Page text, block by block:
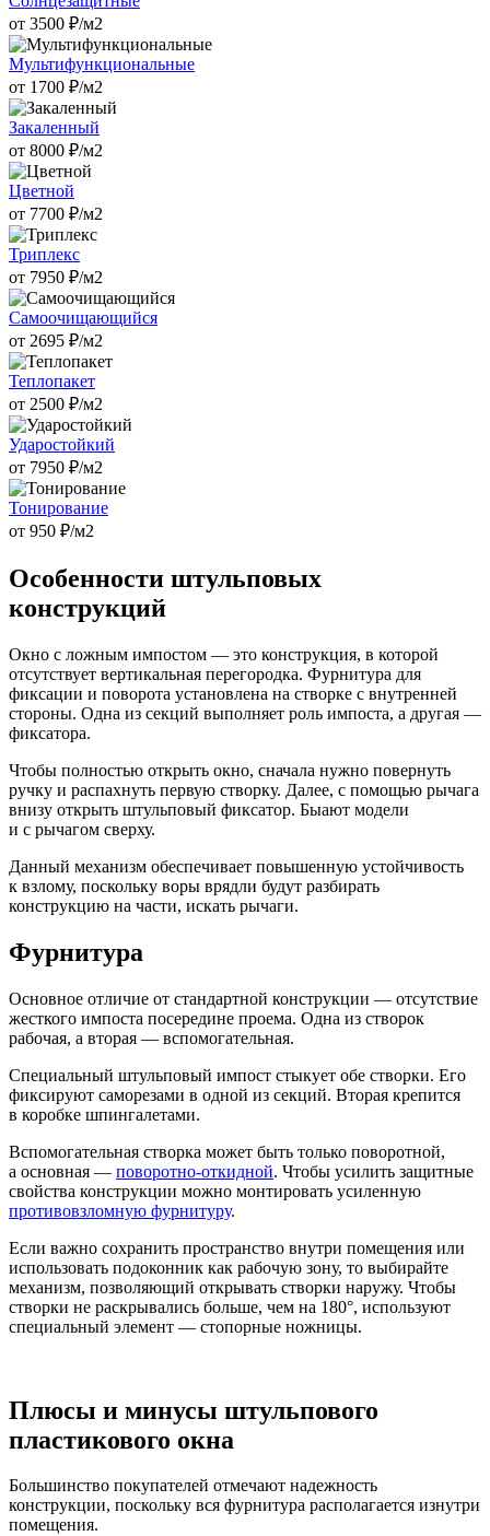
от 3500 ₽/м2
Мультифункциональные
от 1700 ₽/м2
Закаленный
от 8000 ₽/м2
Цветной
от 7700 ₽/м2
Триплекс
от 7950 ₽/м2
Самоочищающийся
от 2695 ₽/м2
Теплопакет
от 2500 ₽/м2
Ударостойкий
от 7950 ₽/м2
Тонирование
от 950 ₽/м2
Особенности штульповых
конструкций
Окно с ложным импостом — это конструкция, в которой
отсутствует вертикальная перегородка. Фурнитура для
фиксации и поворота установлена на створке с внутренней
стороны. Одна из секций выполняет роль импоста, а другая —
фиксатора.
Чтобы полностью открыть окно, сначала нужно повернуть
ручку и распахнуть первую створку. Далее, с помощью рычага
внизу открыть штульповый фиксатор. Быают модели
и с рычагом сверху.
Данный механизм обеспечивает повышенную устойчивость
к взлому, поскольку воры врядли будут разбирать
конструкцию на части, искать рычаги.
Фурнитура
Основное отличие от стандартной конструкции — отсутствие
жесткого импоста посередине проема. Одна из створок
рабочая, а вторая — вспомогательная.
Специальный штульповый импост стыкует обе створки. Его
фиксируют саморезами в одной из секций. Вторая крепится
в коробке шпингалетами.
Вспомогательная створка может быть только поворотной,
а основная — поворотно-откидной. Чтобы усилить защитные
свойства конструкции можно монтировать усиленную
противовзломную фурнитуру.
Если важно сохранить пространство внутри помещения или
использовать подоконник как рабочую зону, то выбирайте
механизм, позволяющий открывать створки наружу. Чтобы
створки не раскрывались больше, чем на 180°, используют
специальный элемент — стопорные ножницы.
Плюсы и минусы штульпового
пластикового окна
Большинство покупателей отмечают надежность
конструкции, поскольку вся фурнитура располагается изнутри
помещения.